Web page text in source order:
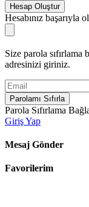
Hesap Oluştur
Hesabınız başarıyla
Size parola sıfırlama
adresinizi giriniz.
Parolamı Sıfırla
Parola Sıfırlama
Giriş Yap
Mesaj Gönder
Favorilerim